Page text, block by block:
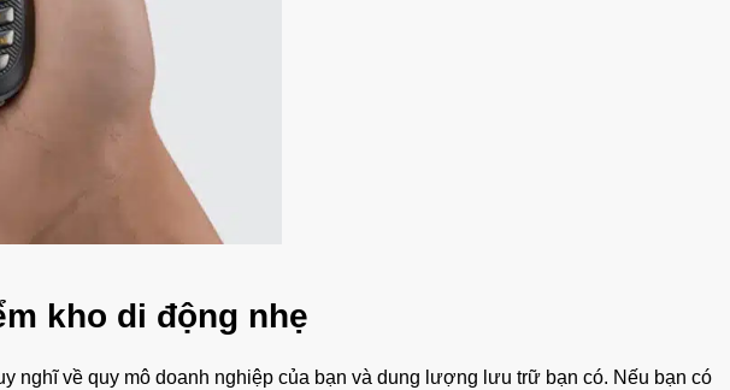
kho di động nhẹ
nghĩ về quy mô doanh nghiệp của bạn và dung lượng lưu trữ bạn có. Nếu bạn có